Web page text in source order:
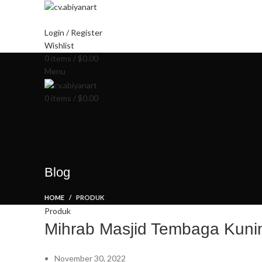
Login / Register
Wishlist
0 items / $0.00
Menu
0 items / $0.00
Blog
HOME PRODUK
Produk
Mihrab Masjid Tembaga
November 30, 2022